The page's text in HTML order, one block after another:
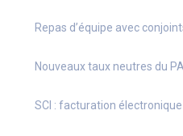
Repas d’équipe avec
Nouveaux taux neutres du
SCI : facturation